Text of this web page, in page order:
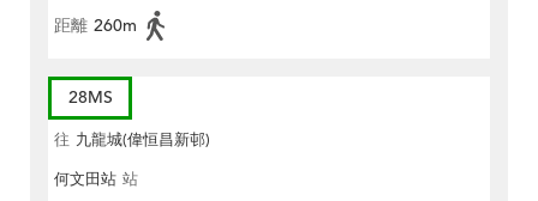
距離 260m
28MS
往 九龍城(偉恒昌新邨)
何文田站 站